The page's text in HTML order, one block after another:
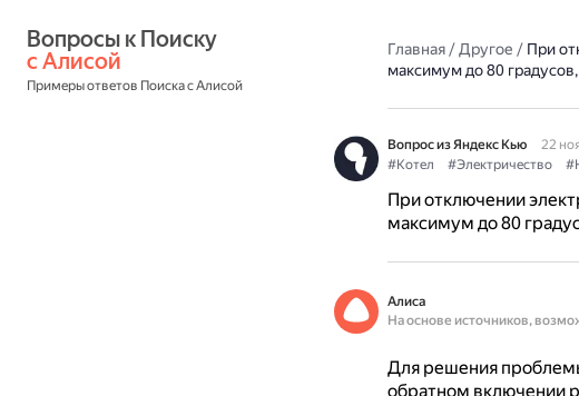
с Алисой
Примеры ответов Поиска с Алисой
Главная/Другое / При
максимум до 80
Вопрос из Яндекс Кью
22
#Котел
#Электричество
При отключении
максимум до 80
Алиса
На основе источников,
Для решения
обратном включении